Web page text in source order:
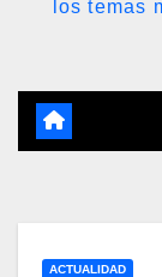
los temas
ACTUALIDAD